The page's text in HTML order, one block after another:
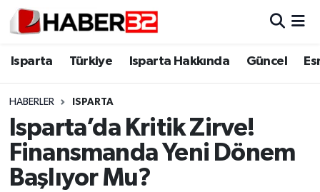
Isparta Türkiye Isparta Hakkında Güncel
HABERLER ISPARTA
Isparta’da Kritik Zirve!
Finansmanda Yeni Dönem
Başlıyor Mu?
Isparta
Esnaf Diyor ki;
ASAYİŞ
Isparta Nöbetçi Eczaneler
Isparta Trafik Yoğunluk Haritası
Süper Lig Puan Durumu ve Fikstür